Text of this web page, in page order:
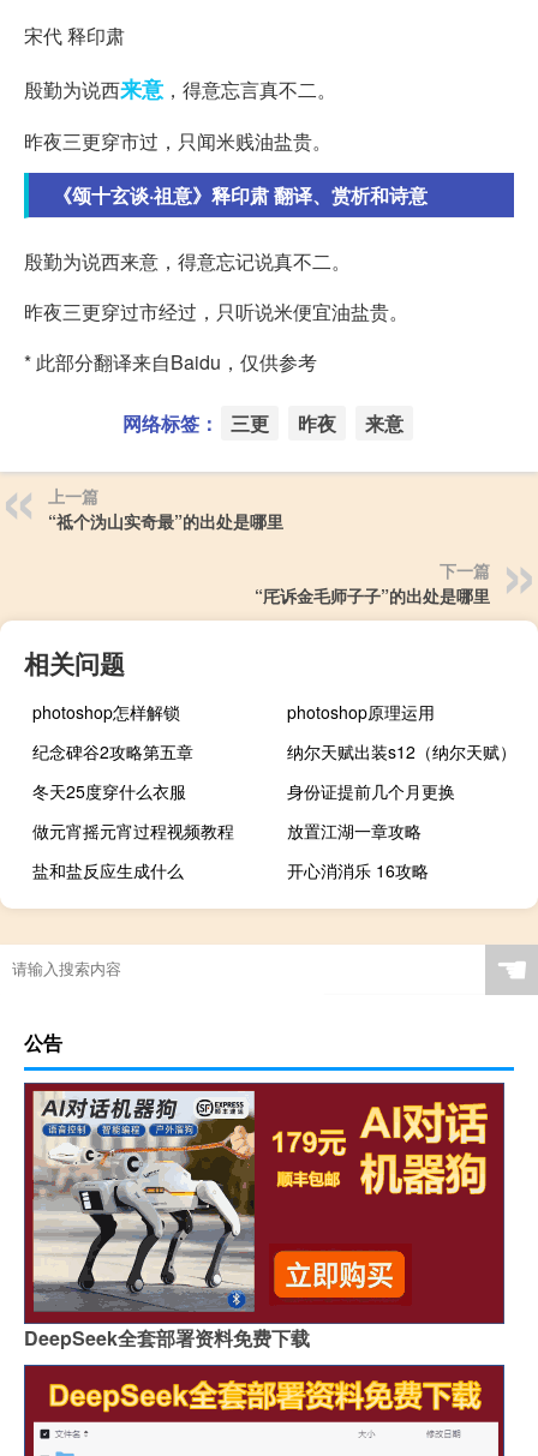
宋代 释印肃
殷勤为说西来意 ，得意忘言真不二。
昨夜三更穿市过，只闻米贱油盐贵。
《颂十玄谈·祖意》释印肃 翻译、赏析和诗意
殷勤为说西来意，得意忘记说真不二。
昨夜三更穿过市经过，只听说米便宜油盐贵。
* 此部分翻译来自Baidu，仅供参考
网络标签： 三更 昨夜 来意
上一篇
“祗个沩山实奇最”的出处是哪里
下一篇
“厇诉金毛师子子”的出处是哪里
相关问题
photoshop怎样解锁
photoshop原理运用
纪念碑谷2攻略第五章
纳尔天赋出装s12（纳尔天赋）
冬天25度穿什么衣服
身份证提前几个月更换
做元宵摇元宵过程视频教程
放置江湖一章攻略
盐和盐反应生成什么
开心消消乐 16攻略
☚
公告
DeepSeek全套部署资料免费下载